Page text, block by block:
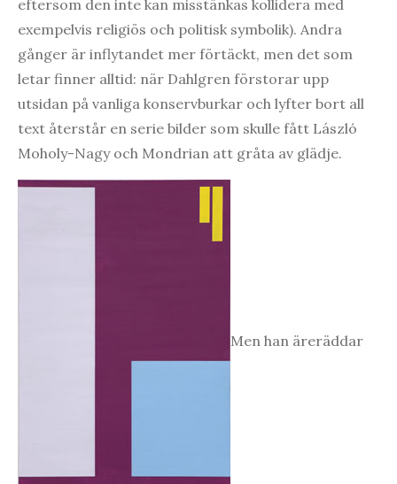
eftersom den inte kan misstänkas kollidera med
exempelvis religiös och politisk symbolik). Andra
gånger är inflytandet mer förtäckt, men det som
letar finner alltid: när Dahlgren förstorar upp
utsidan på vanliga konservburkar och lyfter bort all
text återstår en serie bilder som skulle fått László
Moholy-Nagy och Mondrian att gråta av glädje.
Men han äreräddar